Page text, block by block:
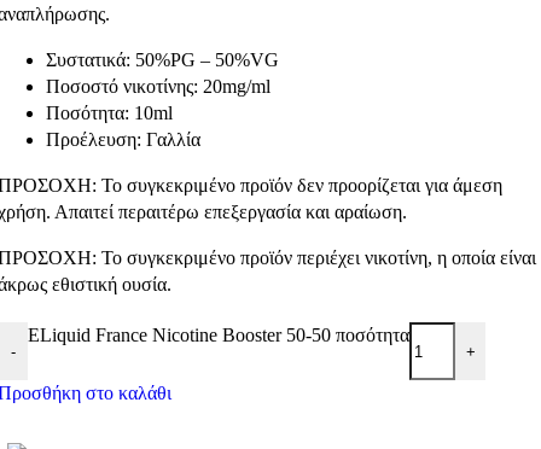
Συστατικά: 50%PG – 50%VG
Ποσοστό νικοτίνης: 20mg/ml
Ποσότητα: 10ml
Προέλευση: Γαλλία
Το συγκεκριμένο προϊόν δεν προορίζεται για άμεση
Απαιτεί περαιτέρω επεξεργασία και αραίωση.
Το συγκεκριμένο προϊόν περιέχει νικοτίνη, η οποία είναι
εθιστική ουσία.
-
ELiquid France Nicotine Booster 50-50 ποσότητα
+
στο καλάθι